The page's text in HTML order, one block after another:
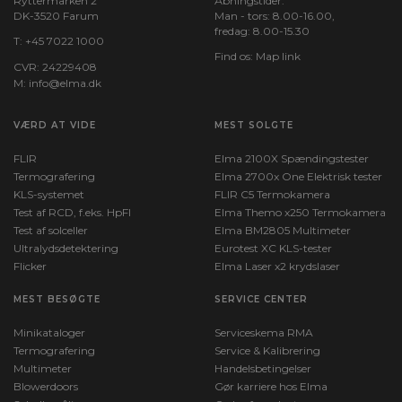
DK-3520 Farum
T: +45 7022 1000
CVR: 24229408
M: info@elma.dk
Man - tors: 8.00-16.00,
fredag: 8.00-15.30
Find os: Map link
VÆRD AT VIDE
FLIR
Termografering
KLS-systemet
Test af RCD, f.eks. HpFI
Test af solceller
Ultralydsdetektering
Flicker
MEST SOLGTE
Elma 2100X Spændingstester
Elma 2700x One Elektrisk tester
FLIR C5 Termokamera
Elma Themo x250 Termokamera
Elma BM2805 Multimeter
Eurotest XC KLS-tester
Elma Laser x2 krydslaser
MEST BESØGTE
Minikataloger
Termografering
Multimeter
Blowerdoors
SERVICE CENTER
Serviceskema RMA
Service & Kalibrering
Handelsbetingelser
Gør karriere hos Elma